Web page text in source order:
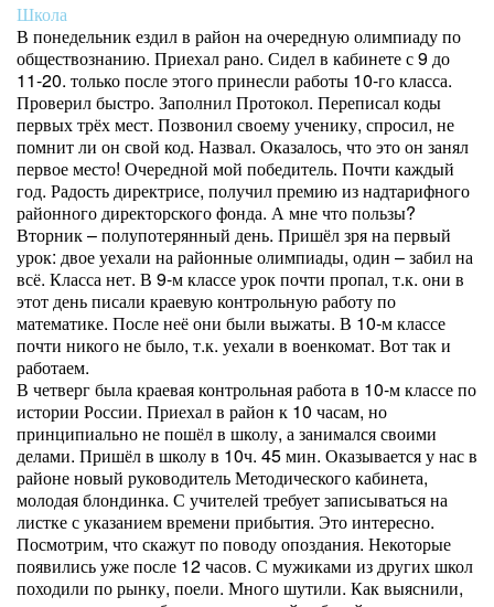
Школа
В понедельник ездил в район на очередную олимпиаду по
обществознанию. Приехал рано. Сидел в кабинете с 9 до
11-20. только после этого принесли работы 10-го класса.
Проверил быстро. Заполнил Протокол. Переписал коды
первых трёх мест. Позвонил своему ученику, спросил, не
помнит ли он свой код. Назвал. Оказалось, что это он занял
первое место! Очередной мой победитель. Почти каждый
год. Радость директрисе, получил премию из надтарифного
районного директорского фонда. А мне что пользы?
Вторник – полупотерянный день. Пришёл зря на первый
урок: двое уехали на районные олимпиады, один – забил на
всё. Класса нет. В 9-м классе урок почти пропал, т.к. они в
этот день писали краевую контрольную работу по
математике. После неё они были выжаты. В 10-м классе
почти никого не было, т.к. уехали в военкомат. Вот так и
работаем.
В четверг была краевая контрольная работа в 10-м классе по
истории России. Приехал в район к 10 часам, но
принципиально не пошёл в школу, а занимался своими
делами. Пришёл в школу в 10ч. 45 мин. Оказывается у нас в
районе новый руководитель Методического кабинета,
молодая блондинка. С учителей требует записываться на
листке с указанием времени прибытия. Это интересно.
Посмотрим, что скажут по поводу опоздания. Некоторые
появились уже после 12 часов. С мужиками из других школ
походили по рынку, поели. Много шутили. Как выяснили,